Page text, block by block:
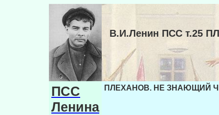
В.И.Ленин ПСС т.25
ПСС
Ленина
ПЛЕХАНОВ. НЕ ЗНАЮЩИЙ